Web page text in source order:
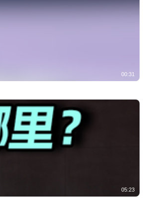
00:31
05:23